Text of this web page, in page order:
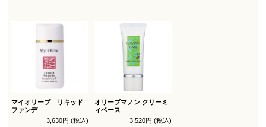
マイオリーブ リキッド
ファンデ
3,630円 (税込)
オリーブマノン クリーミ
ィベース
3,520円 (税込)